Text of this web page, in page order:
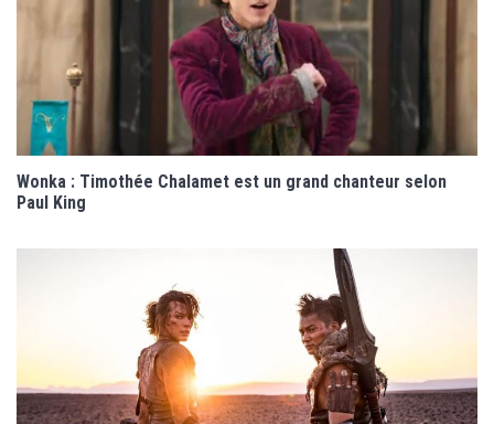
Wonka : Timothée Chalamet est un grand chanteur selon
Paul King